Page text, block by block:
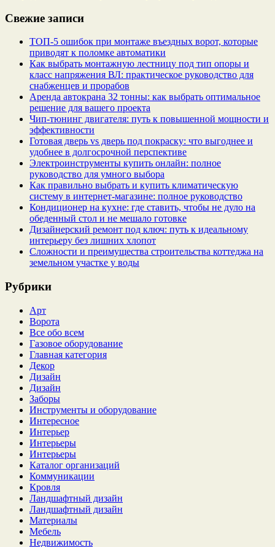
Свежие записи
ТОП-5 ошибок при монтаже въездных ворот, которые
приводят к поломке автоматики
Как выбрать монтажную лестницу под тип опоры и
класс напряжения ВЛ: практическое руководство для
снабженцев и прорабов
Аренда автокрана 32 тонны: как выбрать оптимальное
решение для вашего проекта
Чип‑тюнинг двигателя: путь к повышенной мощности и
эффективности
Готовая дверь vs дверь под покраску: что выгоднее и
удобнее в долгосрочной перспективе
Электроинструменты купить онлайн: полное
руководство для умного выбора
Как правильно выбрать и купить климатическую
систему в интернет‑магазине: полное руководство
Кондиционер на кухне: где ставить, чтобы не дуло на
обеденный стол и не мешало готовке
Дизайнерский ремонт под ключ: путь к идеальному
интерьеру без лишних хлопот
Сложности и преимущества строительства коттеджа на
земельном участке у воды
Рубрики
Арт
Ворота
Все обо всем
Газовое оборудование
Главная категория
Декор
Дизайн
Дизайн
Заборы
Инструменты и оборудование
Интересное
Интерьер
Интерьеры
Интерьеры
Каталог организаций
Коммуникации
Кровля
Ландшафтный дизайн
Ландшафтный дизайн
Материалы
Мебель
Недвижимость